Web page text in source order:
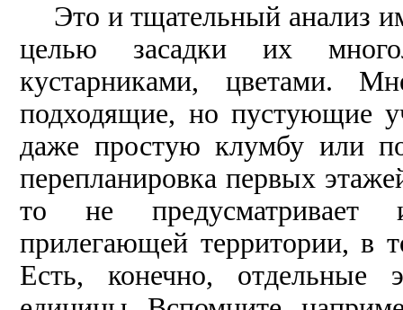
Это и тщательный анализ
целью засадки их
кустарниками, цветами.
подходящие, но пустующие
даже простую клумбу или
перепланировка первых
то не предусматривает и
прилегающей территории, в
Есть, конечно,